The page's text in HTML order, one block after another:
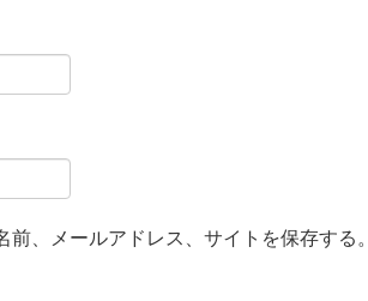
、メールアドレス、サイトを保存する。